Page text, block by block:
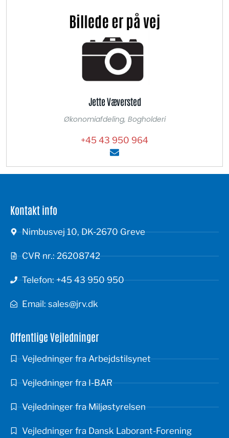
Jette Væversted
Økonomiafdeling, Bogholderi
+45 43 950 964
Kontakt info
Nimbusvej 10, DK-2670 Greve
CVR nr.: 26208742
Telefon: +45 43 950 950
Email: sales@jrv.dk
Offentlige Vejledninger
Vejledninger fra Arbejdstilsynet
Vejledninger fra I-BAR
Vejledninger fra Miljøstyrelsen
Vejledninger fra Dansk Laborant-Forening